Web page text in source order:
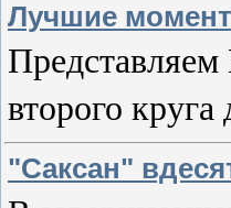
Лучшие
второго
"Саксан"